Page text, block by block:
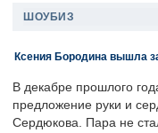
ШОУБИЗ
Ксения Бородина вышла
В декабре прошлого
предложение руки и
Сердюкова. Пара не